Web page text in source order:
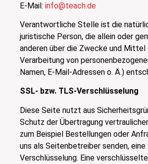
E-Mail: info@teach.de
Verantwortliche Stelle ist die
juristische Person, die allein oder
anderen über die Zwecke und Mittel
Verarbeitung von
Namen, E-Mail-Adressen o. Ä.)
SSL- bzw. TLS-Verschlüsselung
Diese Seite nutzt aus
Schutz der Übertragung
zum Beispiel Bestellungen oder
uns als Seitenbetreiber senden,
Verschlüsselung. Eine